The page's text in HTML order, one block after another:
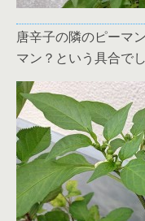
唐辛子の隣のピーマ
マン？という具合で